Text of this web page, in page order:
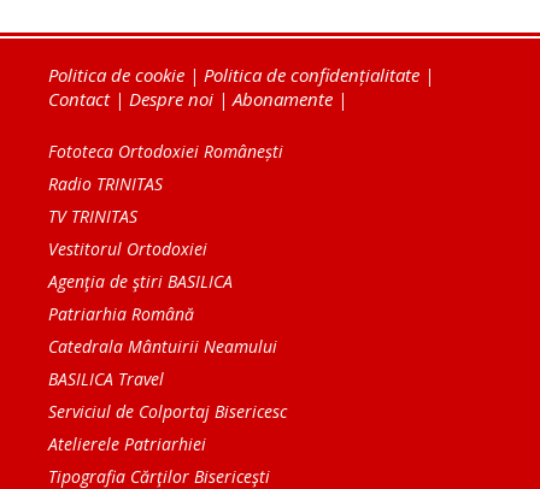
Politica de cookie | Politica de confidențialitate |
Contact| Despre noi |Abonamente |
Fototeca Ortodoxiei Românești
Radio TRINITAS
TV TRINITAS
Vestitorul Ortodoxiei
Agenţia de ştiri BASILICA
Patriarhia Română
Catedrala Mântuirii Neamului
BASILICA Travel
Serviciul de Colportaj Bisericesc
Atelierele Patriarhiei
Tipografia Cărţilor Bisericeşti